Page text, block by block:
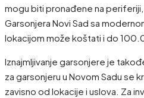
mogu biti pronađene na periferiji,
Garsonjera Novi Sad sa
lokacijom može koštati i do
Iznajmljivanje garsonjere je
za garsonjeru u Novom Sadu se
zavisno od lokacije i uslova. Za